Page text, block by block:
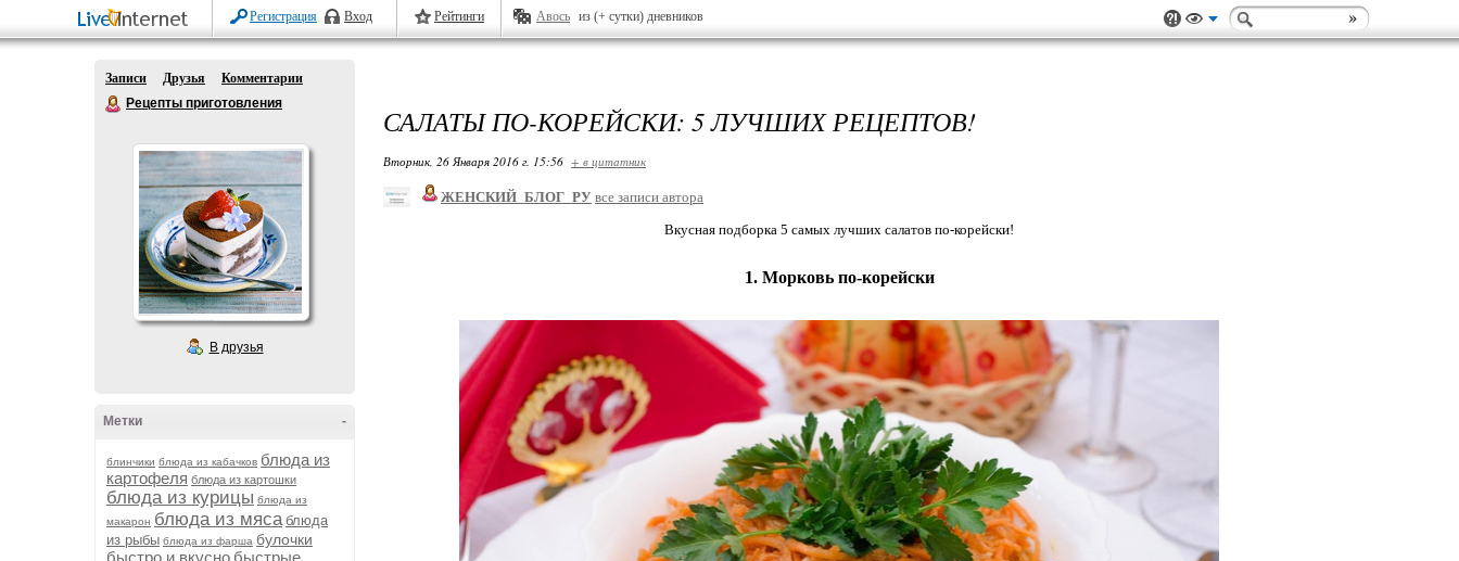
Регистрация Вход Рейтинги Авось из (+ сутки) дневников
Записи Друзья
Комментарии
Рецепты приготовления
В друзья
-
Метки
блинчики блюда из кабачков блюда из
картофеля блюда из картошки
блюда из курицы блюда из
макарон блюда из мяса блюда
из рыбы блюда из фарша булочки
быстро и вкусно быстрые
САЛАТЫ ПО-КОРЕЙСКИ: 5 ЛУЧШИХ РЕЦЕПТОВ!
Вторник, 26 Января 2016 г. 15:56 + в цитатник
ЖЕНСКИЙ_БЛОГ_РУ все записи автора
Вкусная подборка 5 самых лучших салатов по-корейски!
1. Морковь по-корейски